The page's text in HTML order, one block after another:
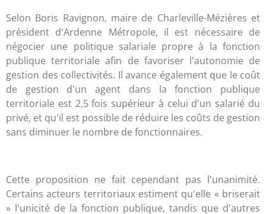
Selon Boris Ravignon, maire de Charleville-Mézières et
président d'Ardenne Métropole, il est nécessaire de
négocier une politique salariale propre à la fonction
publique territoriale afin de favoriser l'autonomie de
gestion des collectivités. Il avance également que le coût
de gestion d'un agent dans la fonction publique
territoriale est 2,5 fois supérieur à celui d'un salarié du
privé, et qu'il est possible de réduire les coûts de gestion
sans diminuer le nombre de fonctionnaires.
Cette proposition ne fait cependant pas l'unanimité.
Certains acteurs territoriaux estiment qu'elle « briserait
» l'unicité de la fonction publique, tandis que d'autres